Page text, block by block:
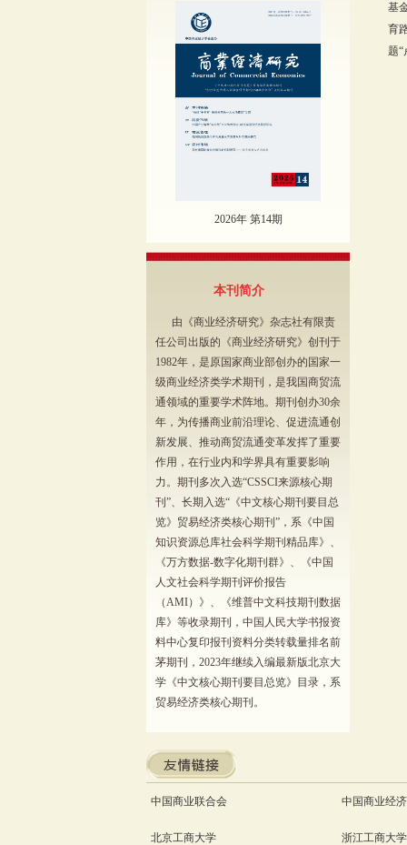
2026年 第14期
本刊简介
由《商业经济研究》杂志社有限责
任公司出版的《商业经济研究》创刊于
1982年，是原国家商业部创办的国家一
级商业经济类学术期刊，是我国商贸流
通领域的重要学术阵地。期刊创办30余
年，为传播商业前沿理论、促进流通创
新发展、推动商贸流通变革发挥了重要
作用，在行业内和学界具有重要影响
力。期刊多次入选“CSSCI来源核心期
刊”、长期入选“《中文核心期刊要目总
览》贸易经济类核心期刊”，系《中国
知识资源总库社会科学期刊精品库》、
《万方数据-数字化期刊群》、《中国
人文社会科学期刊评价报告
（AMI）》、《维普中文科技期刊数据
库》等收录期刊，中国人民大学书报资
料中心复印报刊资料分类转载量排名前
茅期刊，2023年继续入编最新版北京大
学《中文核心期刊要目总览》目录，系
贸易经济类核心期刊。
基
育
题“
中国商业联合会 中国商业经
北京工商大学 浙江工商大学